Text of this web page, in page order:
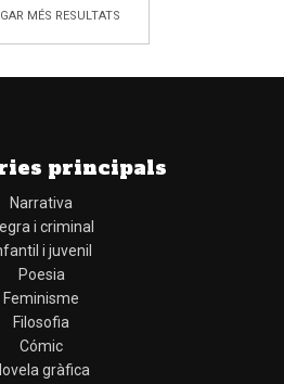
MÉS RESULTATS
principals
Narrativa
i criminal
i juvenil
Poesia
Feminisme
Filosofia
Cómic
gràfica